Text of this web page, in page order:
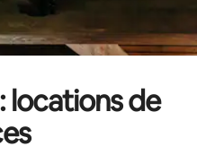
locations de